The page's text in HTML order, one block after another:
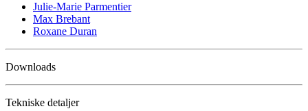
Julie-Marie Parmentier
Max Brebant
Roxane Duran
Downloads
Tekniske detaljer